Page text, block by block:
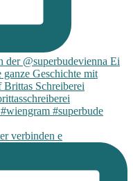
verbinden e